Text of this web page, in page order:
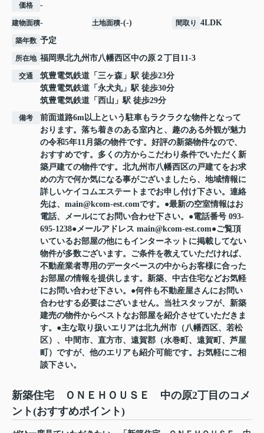
価格 -
建物面積- 土地面積-(-) 間取り 4LDK
築年数 予定
所在地 福岡県北九州市八幡西区中の原 ２丁目11-3
交通 筑豊電気鉄道 「 三ヶ森 」駅 徒歩23分
筑豊電気鉄道 「 永犬丸」駅 徒歩30分
筑豊電気鉄道 「 西山 」駅 徒歩29分
備考
前面道路6m以上という駐車もラクラクな物件となって
おります。落ち着きのある室内と、趣のある外観が魅力
の令和5年11月築の物件です。好評の新築物件なので、
おすすめです。多くの方からこだわり条件でいただく新
築戸建ての物件です。北九州市八幡西区の戸建てをお求
めの方で何か気になる事がございましたら、地域情報に
詳しいケイコムエステートまでお申し付け下さい。連絡
先は、main@kcom-est.comです。●最新の空室情報はお
電話、メールにてお問い合わせ下さい。●電話番号 093-
695-1238●メールアドレス main@kcom-est.com●ご覧頂
いているお部屋の他にもインターネットに掲載してない
物件が多数ございます。ご条件を教えていただければ、
不動産業者専用のデータベースの中からお客様に合った
お部屋の情報を提供します。新築、中古住宅などお気軽
にお問い合わせ下さい。●何件も不動産屋さんにお問い
合わせする必要はございません。当社スタッフが、新築
建売の物件からベストなお部屋を紹介させていただきま
す。●主な取り扱いエリアは北九州市（八幡西区、若松
区）、中間市、直方市、遠賀郡（水巻町、遠賀町、芦屋
町）ですが、他のエリアも紹介可能です。お気軽にご相
談下さい。
新築住宅 ＯＮＥＨＯＵＳＥ 中の原2丁目のコメ
ント(おすすめポイント)